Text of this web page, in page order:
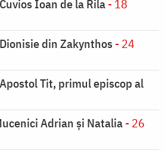
Ioan de la Rila- 18
din Zakynthos - 24
Tit, primul episcop al
Adrian și Natalia- 26